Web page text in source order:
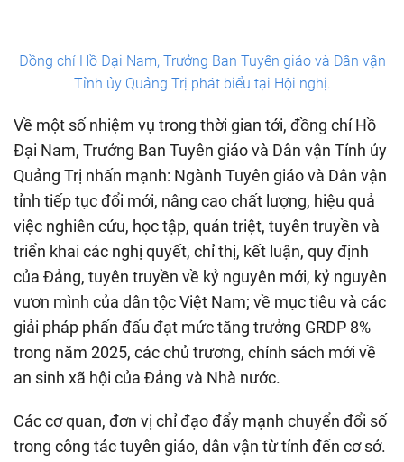
Đồng chí Hồ Đại Nam, Trưởng Ban Tuyên giáo và Dân vận
Tỉnh ủy Quảng Trị phát biểu tại Hội nghị.
Về một số nhiệm vụ trong thời gian tới, đồng chí Hồ
Đại Nam, Trưởng Ban Tuyên giáo và Dân vận Tỉnh ủy
Quảng Trị nhấn mạnh: Ngành Tuyên giáo và Dân vận
tỉnh tiếp tục đổi mới, nâng cao chất lượng, hiệu quả
việc nghiên cứu, học tập, quán triệt, tuyên truyền và
triển khai các nghị quyết, chỉ thị, kết luận, quy định
của Đảng, tuyên truyền về kỷ nguyên mới, kỷ nguyên
vươn mình của dân tộc Việt Nam; về mục tiêu và các
giải pháp phấn đấu đạt mức tăng trưởng GRDP 8%
trong năm 2025, các chủ trương, chính sách mới về
an sinh xã hội của Đảng và Nhà nước.
Các cơ quan, đơn vị chỉ đạo đẩy mạnh chuyển đổi số
trong công tác tuyên giáo, dân vận từ tỉnh đến cơ sở.